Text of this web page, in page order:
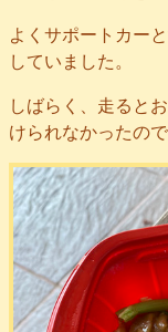
よくサポートカー
していました。
しばらく、走ると
けられなかったの